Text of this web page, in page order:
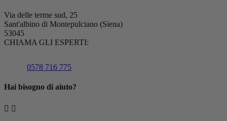
Via delle terme sud, 25
Sant'albino di Montepulciano (Siena)
53045
CHIAMA GLI ESPERTI:
0578 716 775
Hai bisogno di aiuto?
 